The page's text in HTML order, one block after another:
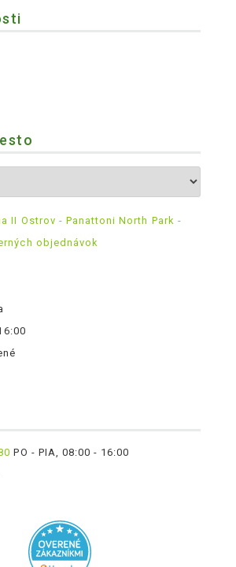
II Ostrov - Panattoni North Park -
objednávok
PO - PIA, 08:00 - 16:00